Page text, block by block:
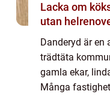
Lacka om
utan
Danderyd är en
trädtäta
gamla ekar,
Många